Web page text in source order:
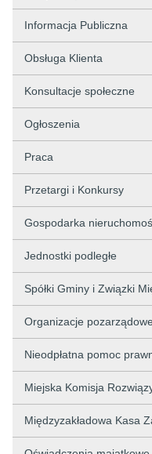
Informacja Publiczna
Obsługa Klienta
Konsultacje społeczne
Ogłoszenia
Praca
Przetargi i Konkursy
Gospodarka
Jednostki podległe
Spółki Gminy i Związki
Organizacje pozarządowe
Nieodpłatna pomoc
Miejska Komisja
Międzyzakładowa Kasa